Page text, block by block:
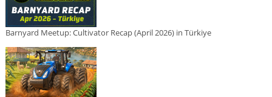
Barnyard Meetup: Cultivator Recap (April 2026) in Türkiye